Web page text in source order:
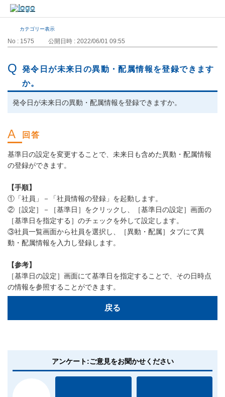
カテゴリー表示
No : 1575 公開日時 : 2022/06/01 09:55
発令日が未来日の異動・配属情報を登録できます
か。
発令日が未来日の異動・配属情報を登録できますか。
基準日の設定を変更することで、未来日も含めた異動・配属情報
の登録ができます。
【手順】
①「社員」－「社員情報の登録」を起動します。
②［設定］－［基準日］をクリックし、［基準日の設定］画面の
［基準日を指定する］のチェックを外して設定します。
③社員一覧画面から社員を選択し、［異動・配属］タブにて異
動・配属情報を入力し登録します。
【参考】
［基準日の設定］画面にて基準日を指定することで、その日時点
の情報を参照することができます。
戻る
アンケート:ご意見をお聞かせください